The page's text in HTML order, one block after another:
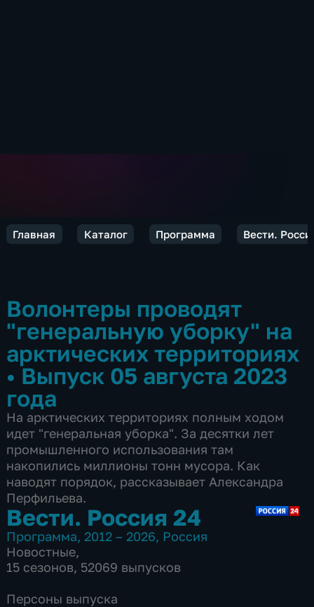
Главная Каталог Программа Вести.
Волонтеры проводят
"генеральную уборку" на
арктических территориях
•Выпуск 05 августа 2023
года
На арктических территориях полным ходом
идет "генеральная уборка". За десятки лет
промышленного использования там
накопились миллионы тонн мусора. Как
наводят порядок, рассказывает Александра
Перфильева.
Вести. Россия 24
Программа, 2012 – 2026, Россия
Новостные,
15 сезонов, 52069 выпусков
Персоны выпуска